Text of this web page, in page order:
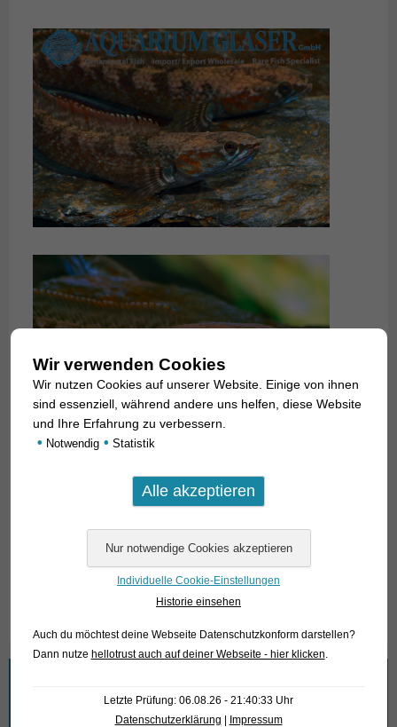
Für unsere Kunden: die Tiere haben Code 409293 auf
unserer Stockliste. Bitte beachten Sie, dass wir
ausschließlich den Großhandel beliefern.
Wir verwenden Cookies
Wir nutzen Cookies auf unserer Website. Einige von ihnen
sind essenziell, während andere uns helfen, diese Website
und Ihre Erfahrung zu verbessern.
• Notwendig • Statistik
Individuelle Cookie-Einstellungen
Historie einsehen
Auch du möchtest deine Webseite Datenschutzkonform darstellen?
Dann nutze hellotrust auch auf deiner Webseite - hier klicken
Letzte Prüfung: 06.08.26 - 21:40:33 Uhr
Datenschutzerklärung | Impressum